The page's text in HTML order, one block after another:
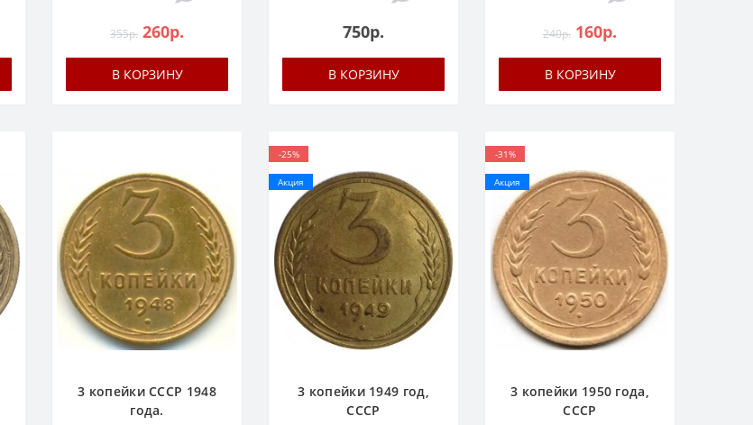
355р. 260р.
В КОРЗИНУ
750р.
В КОРЗИНУ
240р. 160р.
В КОРЗИНУ
3 копейки СССР 1948
года.
-25%
Акция
3 копейки 1949 год,
СССР
-31%
Акция
3 копейки 1950 года,
СССР